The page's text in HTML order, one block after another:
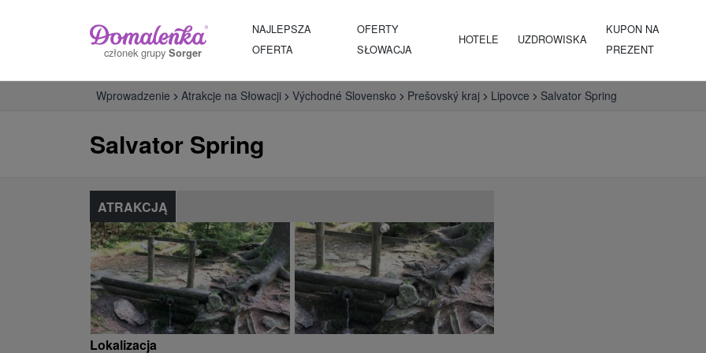
członek grupy Sorger
NAJLEPSZA
OFERTA
OFERTY
SŁOWACJA
HOTELE UZDROWISKA
KUPON NA
PREZENT
Wprowadzenie Atrakcje na Słowacji Východné Slovensko Prešovský kraj Lipovce Salvator Spring
Salvator Spring
ATRAKCJĄ
Lokalizacja